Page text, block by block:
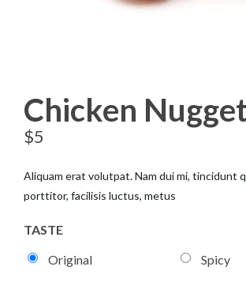
Chicken
$5
Aliquam erat volutpat. Nam dui mi, tincidunt
porttitor, facilisis luctus, metus
TASTE
Original
Spicy